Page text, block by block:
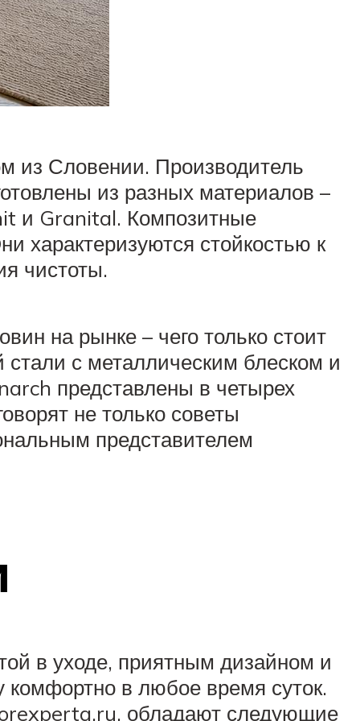
из Словении. Производитель
из разных материалов –
и Granital. Композитные
характеризуются стойкостью к
чистоты.
на рынке – чего только стоит
с металлическим блеском и
представлены в четырех
не только советы
представителем
в уходе, приятным дизайном и
комфортно в любое время суток.
обладают следующие